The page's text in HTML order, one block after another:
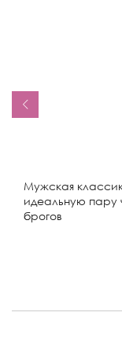
Мужская
идеальную пару
брогов